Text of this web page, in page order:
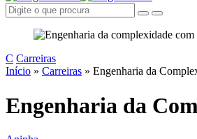
C Carreiras
Início » Carreiras » Engenharia da
Engenharia da